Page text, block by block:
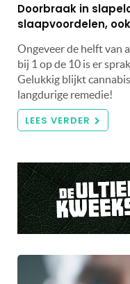
Doorbraak in
slaapvoordelen,
Ongeveer de helft van
bij 1 op de 10 is er
Gelukkig blijkt
langdurige remedie!
LEES VERDER